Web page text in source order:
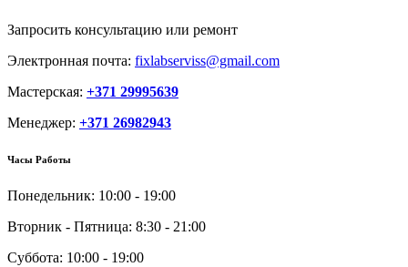
Запросить консультацию или ремонт
Электронная почта: fixlabserviss@gmail.com
Мастерская: +371 29995639
Менеджер: +371 26982943
Часы Работы
Понедельник: 10:00 - 19:00
Вторник - Пятница: 8:30 - 21:00
Суббота: 10:00 - 19:00